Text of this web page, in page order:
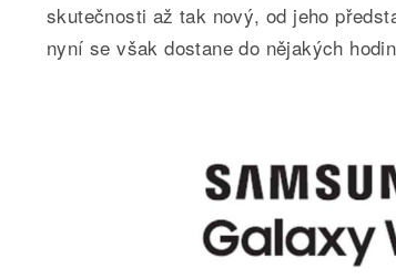
skutečnosti až tak nový, od jeho
nyní se však dostane do nějakých